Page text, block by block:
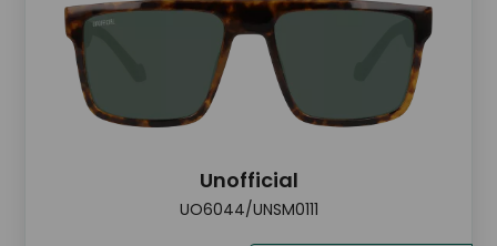
Unofficial
UO6044/UNSM0111